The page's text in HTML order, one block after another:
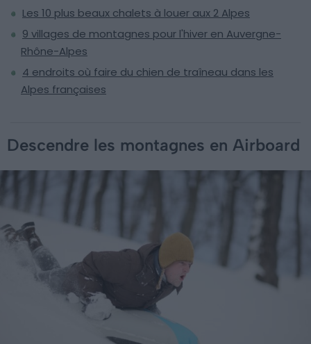
Les 10 plus beaux chalets à louer aux 2 Alpes
9 villages de montagnes pour l'hiver en Auvergne-
Rhône-Alpes
4 endroits où faire du chien de traîneau dans les
Alpes françaises
Descendre les montagnes en Airboard